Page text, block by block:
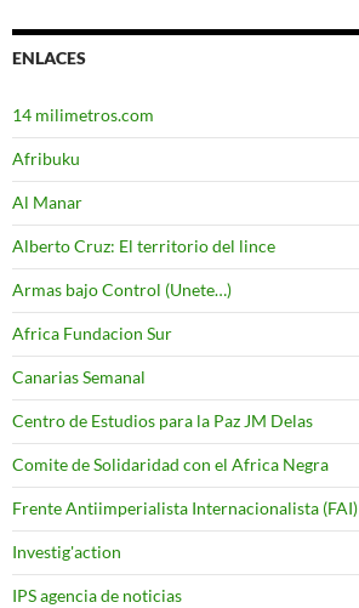
ENLACES
14 milimetros.com
Afribuku
Al Manar
Alberto Cruz: El territorio del lince
Armas bajo Control (Unete…)
Africa Fundacion Sur
Canarias Semanal
Centro de Estudios para la Paz JM Delas
Comite de Solidaridad con el Africa Negra
Frente Antiimperialista Internacionalista (FAI)
Investig'action
IPS agencia de noticias